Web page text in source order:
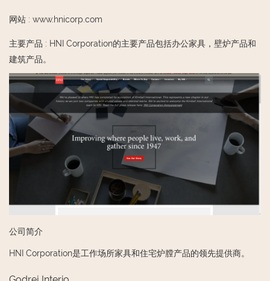
网站 : www.hnicorp.com
主要产品 : HNI Corporation的主要产品包括办公家具，壁炉产品和
建筑产品。
公司简介
HNI Corporation是工作场所家具和住宅炉膛产品的领先提供商。